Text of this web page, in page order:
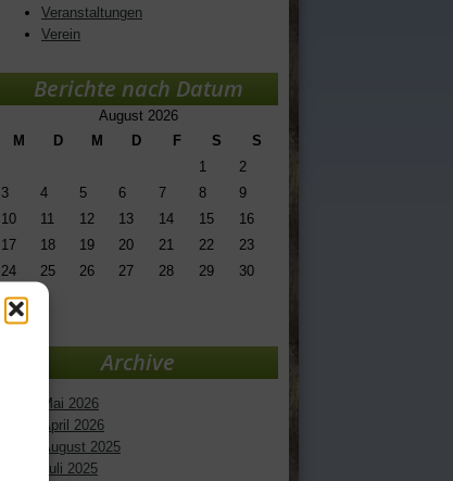
Veranstaltungen
Verein
Berichte nach Datum
August 2026
M
D M D F S
S
1
2
3
4 5 6 7 8
9
10
11 12 13 14 15
16
17
18 19 20 21 22
23
24
25 26 27 28 29
30
31
« Mai
Archive
Mai 2026
April 2026
August 2025
Juli 2025